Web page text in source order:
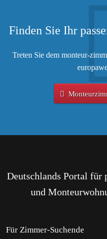
Finden Sie Ihr
Treten Sie dem monteur-
Deutschlands Portal
und
Für Zimmer-Suchende